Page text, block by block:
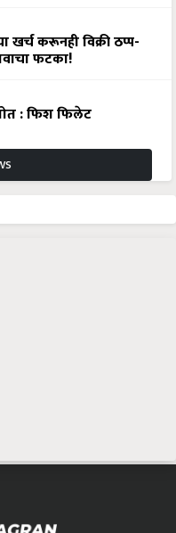
करूनही विक्री ठप्प-
फटका!
: फिश फिलेट